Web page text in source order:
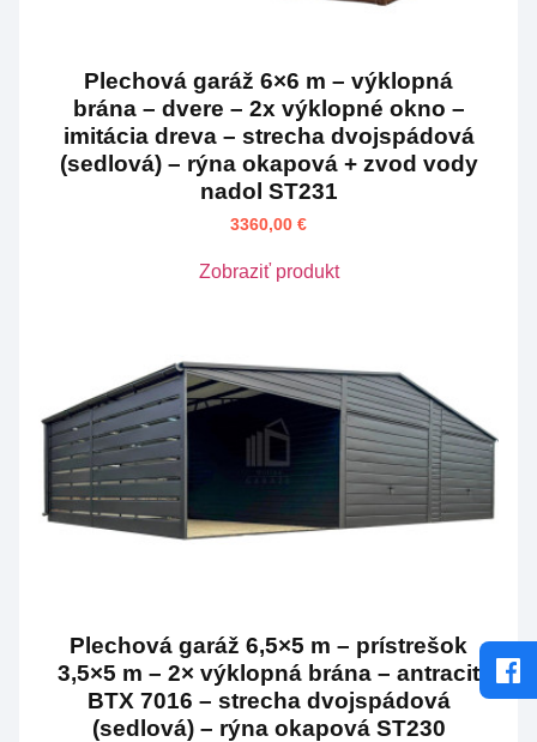
Plechová garáž 6×6 m – výklopná
brána – dvere – 2x výklopné okno –
imitácia dreva – strecha dvojspádová
(sedlová) – rýna okapová + zvod vody
nadol ST231
3360,00 €
Zobraziť produkt
Plechová garáž 6,5×5 m – prístrešok
3,5×5 m – 2× výklopná brána – antracit
BTX 7016 – strecha dvojspádová
(sedlová) – rýna okapová ST230